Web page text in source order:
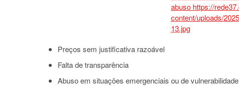
Preços sem justificativa razoável
Falta de transparência
Abuso em situações emergenciais ou de vulnerabilidade